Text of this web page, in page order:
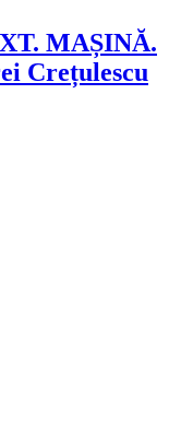
MAȘINĂ.
Crețulescu